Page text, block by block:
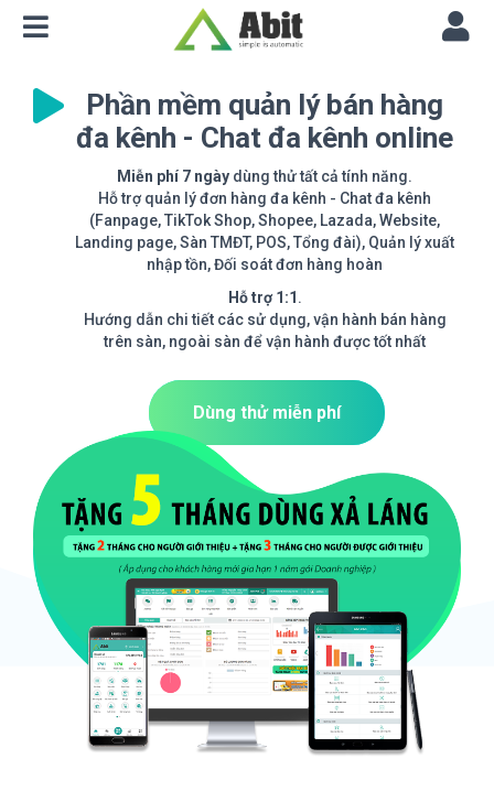
Phần mềm quản lý bán hàng
đa kênh - Chat đa kênh online
Miễn phí 7 ngày dùng thử tất cả tính năng.
Hỗ trợ quản lý đơn hàng đa kênh - Chat đa kênh
(Fanpage, TikTok Shop, Shopee, Lazada, Website,
Landing page, Sàn TMĐT, POS, Tổng đài), Quản lý xuất
nhập tồn, Đối soát đơn hàng hoàn
Hỗ trợ 1:1 .
Hướng dẫn chi tiết các sử dụng, vận hành bán hàng
trên sàn, ngoài sàn để vận hành được tốt nhất
Dùng thử miễn phí